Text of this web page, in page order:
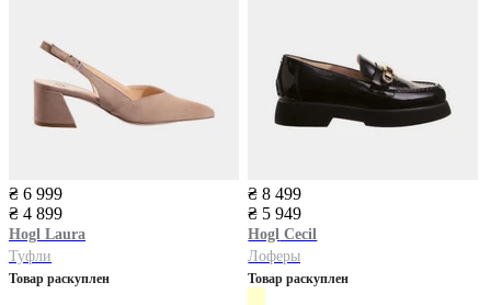
₴ 6 999
₴ 4 899
Hogl Laura
Туфли
Товар раскуплен
₴ 8 499
₴ 5 949
Hogl Cecil
Лоферы
Товар раскуплен